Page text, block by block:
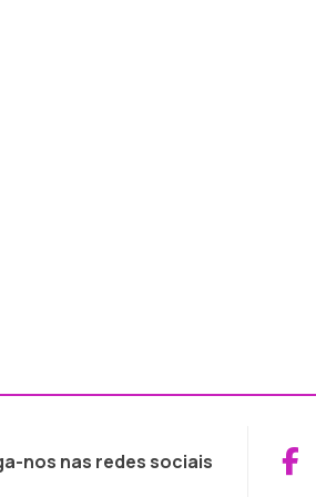
nos nas redes sociais